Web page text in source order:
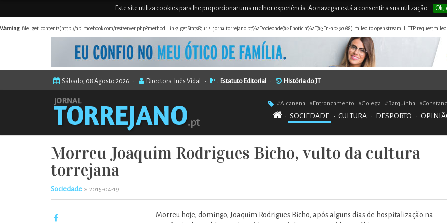
Este site utiliza cookies para lhe proporcionar uma melhor experiência. Ao navegar está a consentir a sua utilização. Ok,
Warning: file_get_contents(http://api.facebook.com/restserver.php?method=links.getStats&urls=jornaltorrejano.pt%2Fsociedade%2Fnoticia%2F%3Fn-ab29c088): failed to open stream: HTTP request
Sábado, 08 Agosto 2026 • Directora: Inês Vidal • Estatuto Editorial • História do JT
#Alcanena #Entroncamento #Golega #Barquinha
• SOCIEDADE • CULTURA • DESPORTO •
Morreu Joaquim Rodrigues Bicho, vulto da cultura
torrejana
Sociedade » 2015-04-19
Morreu hoje, domingo, Joaquim Rodrigues Bicho, após alguns dias de hospitalização na